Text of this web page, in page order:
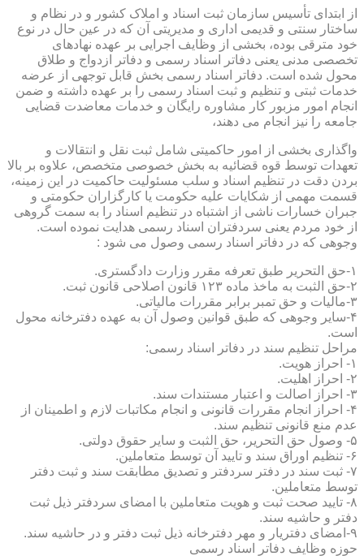
از ابتدای تأسیس سازمان ثبت اسناد و املاک کشور و در نظام و
ساختار سنتی و قدیمی اداری و مدیریتی آن که در عین حال در نوع
خود مترقی بوده، بخشی از وظایف اجرایی بر عهده نهادهای
تخصصی مدنی یعنی دفاتر اسناد رسمی و دفاتر ازدواج و طلاق
محول شده است. دفاتر اسناد رسمی بخش قابل توجهی از عرضه
خدمات ثبتی و تنظیم و ثبت اسناد رسمی را بر عهده داشته و ضمن
انجام امور مزبور کار مشاوره رایگان و خدمات معاضدت قضایی
جامعه را نیز انجام می دهند،
واگذاری بخشی از امور حاکمیتی شامل ثبت نقل و انتقالات و
تعهدات توسط قوه قضائیه به بخش خصوصی متخصص، علاوه بر بالا
بردن دقت در تنظیم اسناد و سلب مسئولیت حاکمیت در این زمینه،
قسمت مهمی از شکایات علیه حکومت یا کارگزاران حکومتی و
جبران خسارات ناشی از اشتباه در تنظیم اسناد را به سمت گروهی
از خود مردم یعنی سردفتران اسناد رسمی هدایت نموده است.
وجوهی که در دفاتر اسناد رسمی وصول می شود :
۱-حق التحریر طبق تعرفه مقرر وزارت دادگستری.
۲-حق الثبت به ماخذ ماده ۱۲۳ قانون اصلاحی قانون ثبت.
۳-مالیات و حق تمبر برابر مقررات مالیاتی.
۴-سایر وجوهی که طبق قوانین وصول آن به عهده دفترخانه محول
است.
مراحل تنظیم سند در دفاتر اسناد رسمی:
۱- احراز هویت.
۲- احراز اهلیت.
۳- احراز اصالت و اعتبار مستندات سند.
۴- احراز انجام مقررات قانونی و انجام مکاتبات لازم و اطمینان از
عدم منع قانونی تنظیم سند.
۵- وصول حق التحریر، حق الثبت و سایر حقوق دولتی.
۶- تنظیم اوراق سند و تایید آن توسط متعاملین.
۷- ثبت سند در دفتر سردفتر و تصدیق مطابقت سند و ثبت دفتر
توسط متعاملین.
۸- تایید صحت ثبت و هویت متعاملین با امضای سردفتر ذیل ثبت
دفتر و حاشیه سند.
۹-امضای دفتریار و مهر دفترخانه ذیل ثبت دفتر و در حاشیه سند.
حوزه وظایف دفاتر اسناد رسمی